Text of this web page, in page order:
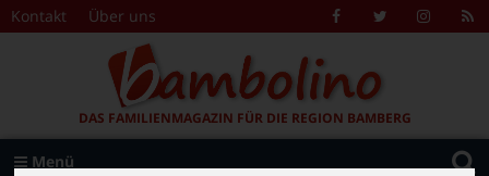
Zum Inhalt springen
Kontakt Über uns FacebookTwitter
DAS FAMILIENMAGAZIN FÜR DIE REGION BAMBERG
Menü
Suche